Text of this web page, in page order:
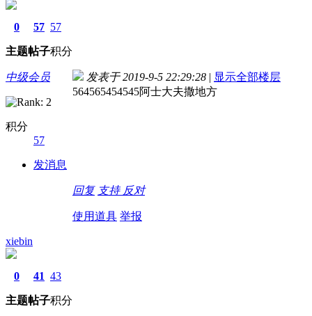
0
主题
57
帖子
57
积分
中级会员
积分
57
发消息
发表于 2019-9-5 22:29:28 | 显示全部楼层
564565454545阿士大夫撒地方
回复 支持 反对
使用道具 举报
xiebin
0
主题
41
帖子
43
积分